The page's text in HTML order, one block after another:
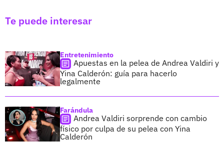
Te puede interesar
Entretenimiento
Apuestas en la pelea de Andrea Valdiri y
Yina Calderón: guía para hacerlo
legalmente
Farándula
Andrea Valdiri sorprende con cambio
físico por culpa de su pelea con Yina
Calderón